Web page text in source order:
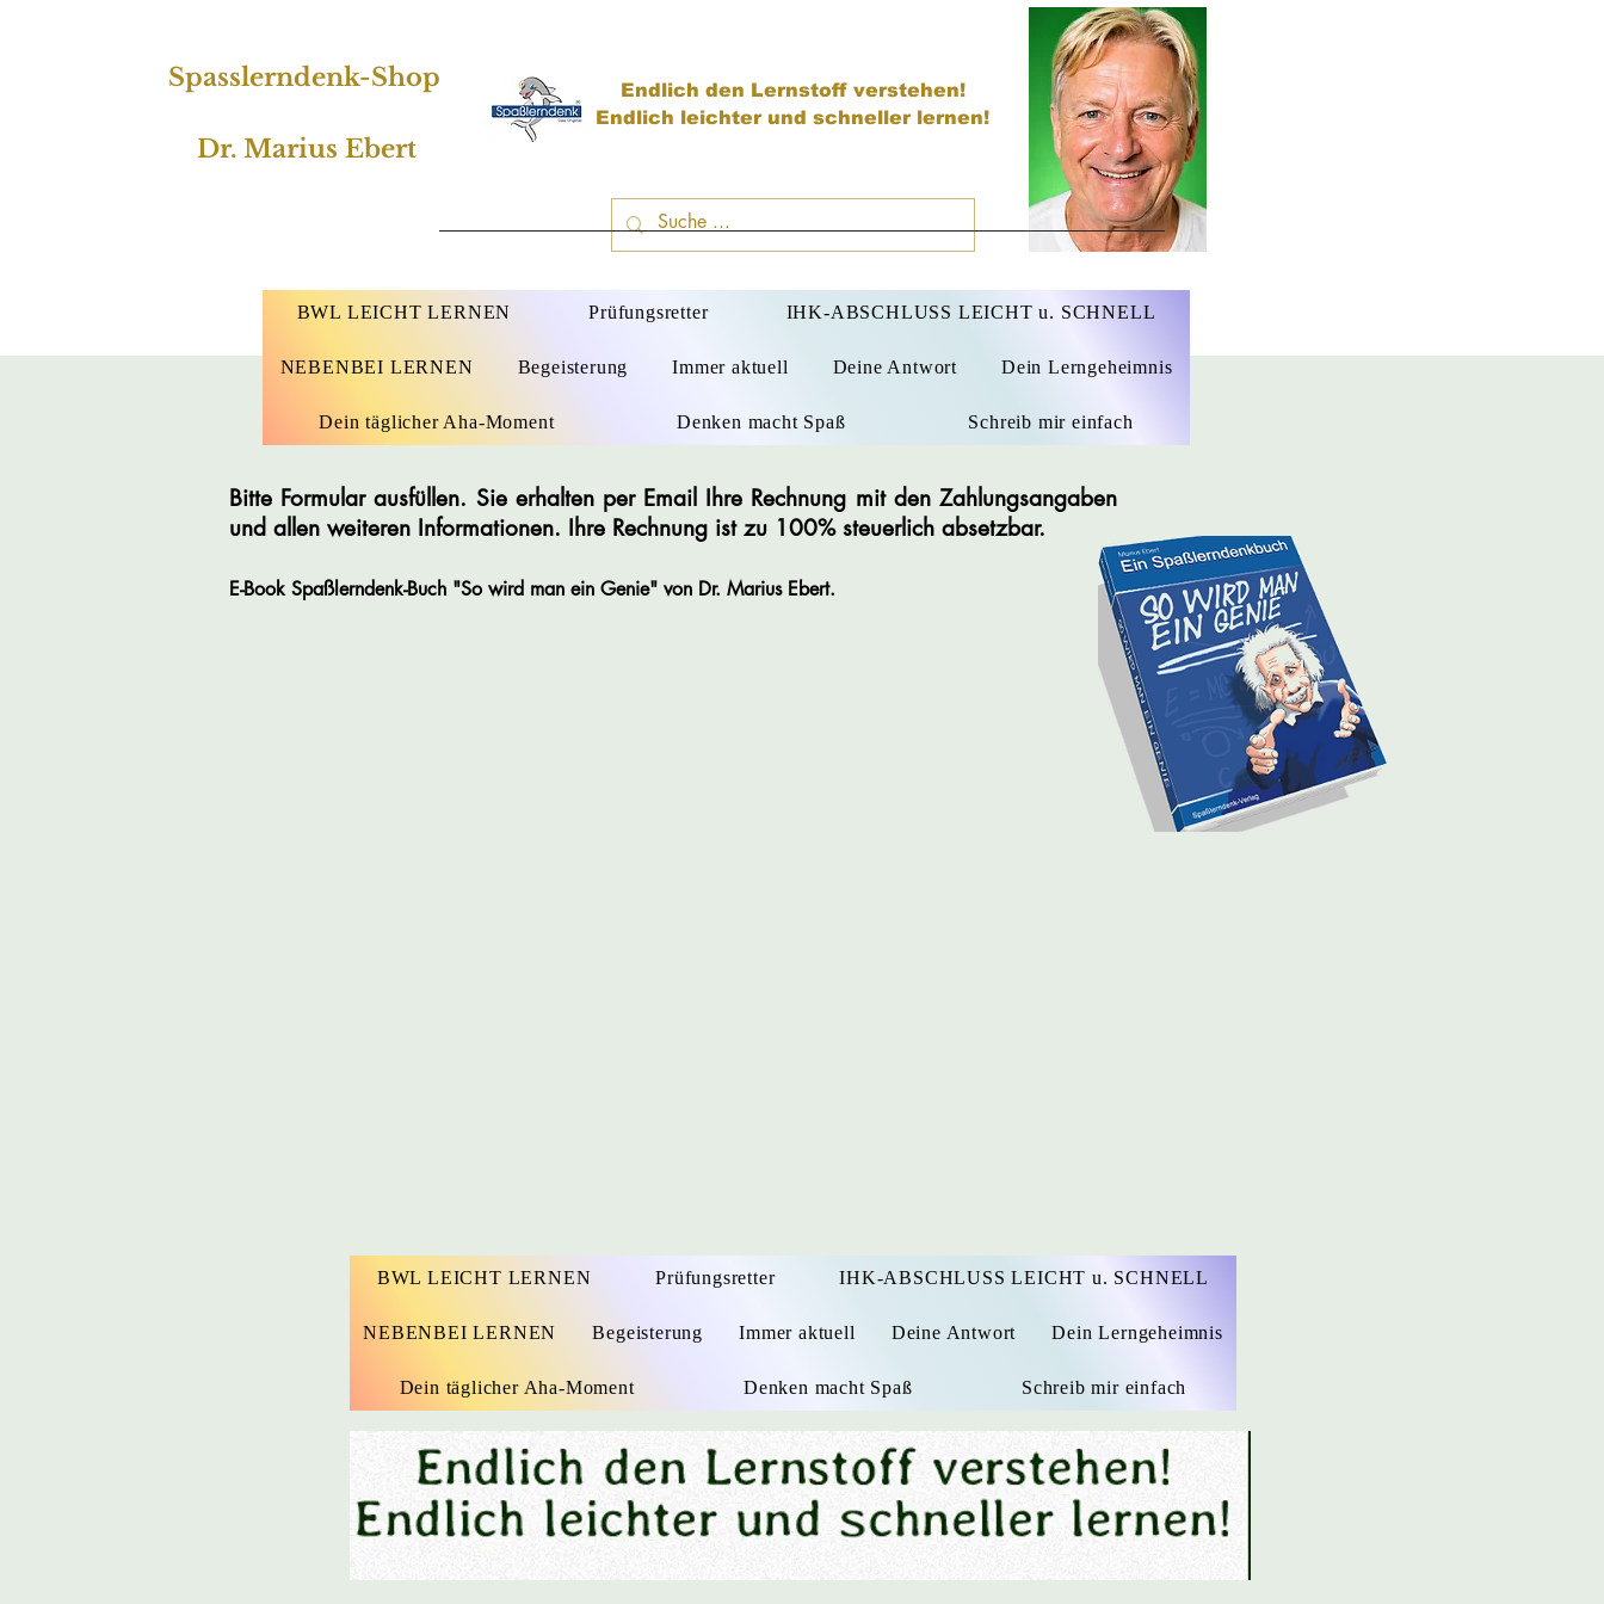
Spasslerndenk-Shop
Dr. Marius Ebert
Endlich den Lernstoff verstehen!
Endlich leichter und schneller lernen!
Dr. Marius Ebert
BWL LEICHT LERNEN Prüfungsretter IHK-ABSCHLUSS LEICHT u. SCHNELL
NEBENBEI LERNEN Begeisterung Immer aktuell Deine Antwort Dein Lerngeheimnis
Dein täglicher Aha-Moment Denken macht Spaß Schreib mir einfach
Bitte Formular ausfüllen. Sie erhalten per Email Ihre Rechnung mit den Zahlungsangaben
und allen weiteren Informationen. Ihre Rechnung ist zu 100% steuerlich absetzbar.
E-Book Spaßlerndenk-Buch "So wird man ein Genie" von Dr. Marius Ebert.
BWL LEICHT LERNEN Prüfungsretter IHK-ABSCHLUSS LEICHT u. SCHNELL
NEBENBEI LERNEN Begeisterung Immer aktuell Deine Antwort Dein Lerngeheimnis
Dein täglicher Aha-Moment Denken macht Spaß Schreib mir einfach